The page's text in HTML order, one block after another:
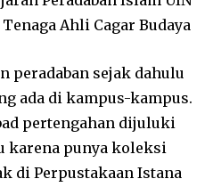
Ahli Cagar Budaya
peradaban sejak dahulu
ada di kampus-kampus.
pertengahan dijuluki
karena punya koleksi
di Perpustakaan Istana